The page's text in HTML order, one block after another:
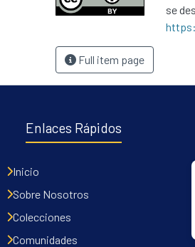
se
Full item page
Enlaces Rápidos
Inicio
Sobre Nosotros
Colecciones
Comunidades